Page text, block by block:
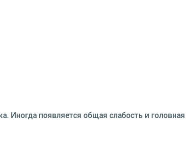
Иногда появляется общая слабость и